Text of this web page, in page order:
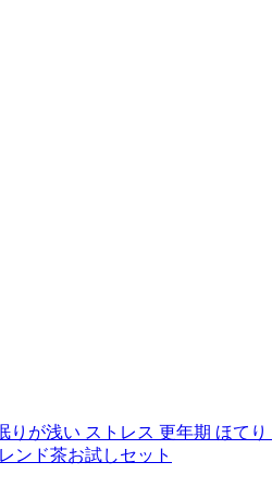
りが浅い ストレス 更年期 ほてり
ンド茶お試しセット